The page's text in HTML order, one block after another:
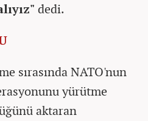
dedi.
sırasında NATO'nun
yürütme
aktaran